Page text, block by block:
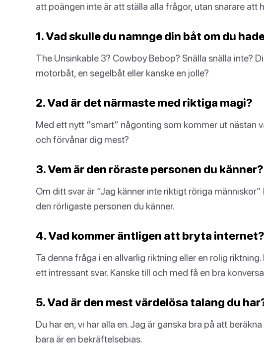
att poängen inte är att ställa alla frågor, utan snarare att
1. Vad skulle du namnge din båt om du
The Unsinkable 3? Cowboy Bebop? Snälla snälla inte?
motorbåt, en segelbåt eller kanske en jolle?
2. Vad är det närmaste med riktiga magi?
Med ett nytt “smart” någonting som kommer ut nästan
och förvånar dig mest?
3. Vem är den röraste personen du känner?
Om ditt svar är “Jag känner inte riktigt röriga
den rörligaste personen du känner.
4. Vad kommer äntligen att bryta internet?
Ta denna fråga i en allvarlig riktning eller en rolig
ett intressant svar. Kanske till och med få en bra
5. Vad är den mest värdelösa talang du
Du har en, vi har alla en. Jag är ganska bra på att
bara är en bekräftelsebias.